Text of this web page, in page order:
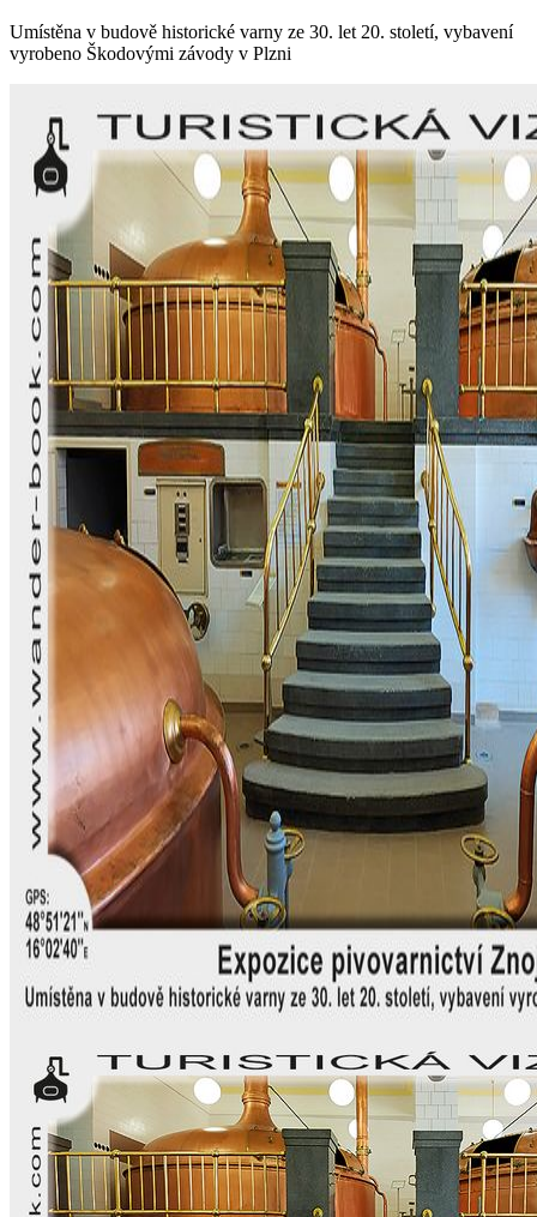
Umístěna v budově historické varny ze 30. let 20. století, vybavení
vyrobeno Škodovými závody v Plzni